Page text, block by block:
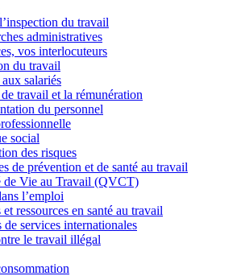
du travail
administratives
vos interlocuteurs
du travail
salariés
travail et la rémunération
du personnel
social
des risques
de prévention et de santé au travail
de Vie au Travail (QVCT)
l’emploi
ressources en santé au travail
de services internationales
le travail illégal